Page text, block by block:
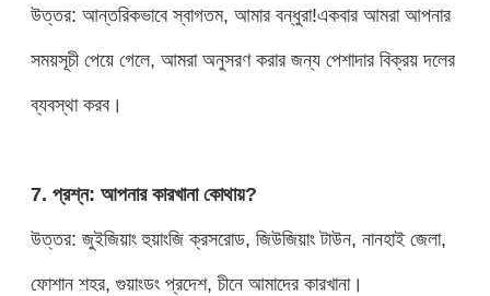
উত্তর: আন্তরিকভাবে স্বাগতম, আমার বন্ধুরা!একবার আমরা আপনার
সময়সূচী পেয়ে গেলে, আমরা অনুসরণ করার জন্য পেশাদার বিক্রয় দলের
ব্যবস্থা করব।
7. প্রশ্ন: আপনার কারখানা কোথায়?
উত্তর: জুইজিয়াং হুয়াংজি ক্রসরোড, জিউজিয়াং টাউন, নানহাই জেলা,
ফোশান শহর, গুয়াংডং প্রদেশ, চীনে আমাদের কারখানা।